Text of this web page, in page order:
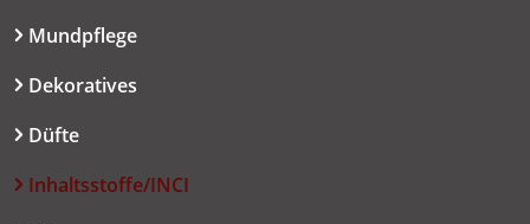
Mundpflege
Dekoratives
Düfte
Inhaltsstoffe/INCI